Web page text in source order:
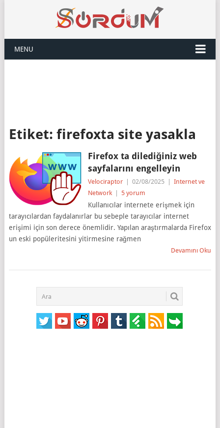
MENU
Etiket: firefoxta site yasakla
Firefox ta dilediğiniz web
sayfalarını engelleyin
Velociraptor 02/08/2025
Internet ve
Network
5 yorum
Kullanıcılar internete erişmek için
tarayıcılardan faydalanırlar bu sebeple tarayıcılar internet
erişimi için son derece önemlidir. Yapılan araştırmalarda Firefox
un eski popüleritesini yitirmesine rağmen
Devamını Oku